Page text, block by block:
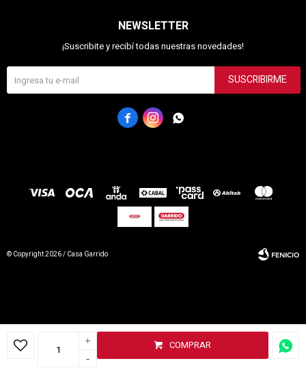
+
-
COMPRAR
NEWSLETTER
¡Suscribite y recibí todas nuestras novedades!
SUSCRIBIRME
  
© Copyright 2026 / Casa Garrido
Fenicio